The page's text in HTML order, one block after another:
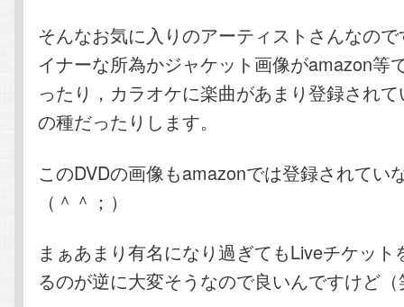
そんなお気に入りのアーティストさんなの
イナーな所為かジャケット画像がamazon等
ったり，カラオケに楽曲があまり登録され
の種だったりします。
このDVDの画像もamazonでは登録されてい
（＾＾；）
まぁあまり有名になり過ぎてもLiveチケット
るのが逆に大変そうなので良いんですけど